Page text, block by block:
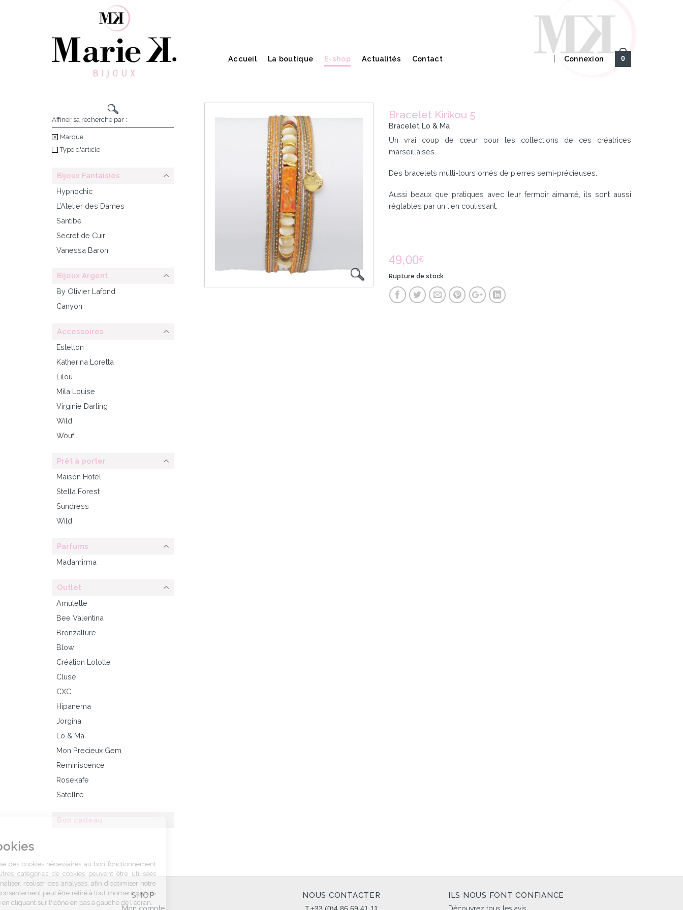
Accueil La boutique E-shop Actualités Contact Connexion 0
Bracelet Kirikou 5
Bracelet Lo & Ma
Un vrai coup de cœur pour les collections de ces créatrices
marseillaises.
Des bracelets multi-tours ornés de pierres semi-précieuses.
Aussi beaux que pratiques avec leur fermoir aimanté, ils sont aussi
réglables par un lien coulissant.
49,00€
Rupture de stock
Affiner sa recherche par :
Marque
Type d'article
Bijoux Fantaisies
Hypnochic
L’Atelier des Dames
Santibe
Secret de Cuir
Vanessa Baroni
Bijoux Argent
By Olivier Lafond
Canyon
Accessoires
Estellon
Katherina Loretta
Lilou
Mila Louise
Virginie Darling
Wild
Wouf
Prêt à porter
Maison Hotel
Stella Forest
Sundress
Wild
Parfums
Madamirma
Outlet
Amulette
Bee Valentina
Bronzallure
Blow
Création Lolotte
Cluse
CXC
Hipanema
Jorgina
Lo & Ma
Mon Precieux Gem
Reminiscence
Rosekafe
Satellite
Bon cadeau
SHOP NOUS CONTACTER ILS NOUS FONT CONFIANCE
au bon fonctionnement du site.
D’autres catégories de cookies peuvent être utilisées pour
personnaliser, réaliser des analyses, afin d'optimiser notre offre.
Votre consentement peut être retiré à tout moment depuis cette
fenêtre en cliquant sur l'icône en bas à gauche de l'écran.